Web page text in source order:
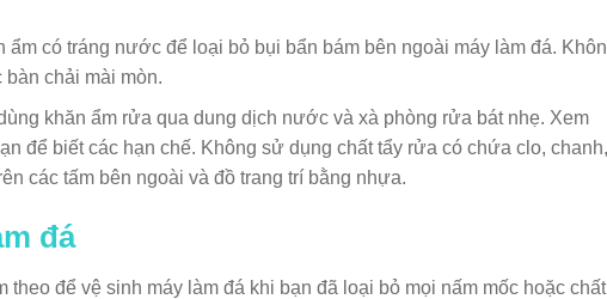
ẩm có tráng nước để loại bỏ bụi bẩn bám bên ngoài máy làm đá.
chải mài mòn.
khăn ẩm rửa qua dung dịch nước và xà phòng rửa bát nhẹ. Xem
để biết các hạn chế. Không sử dụng chất tẩy rửa có chứa clo, chanh,
các tấm bên ngoài và đồ trang trí bằng nhựa.
đá
để vệ sinh máy làm đá khi bạn đã loại bỏ mọi nấm mốc hoặc chất